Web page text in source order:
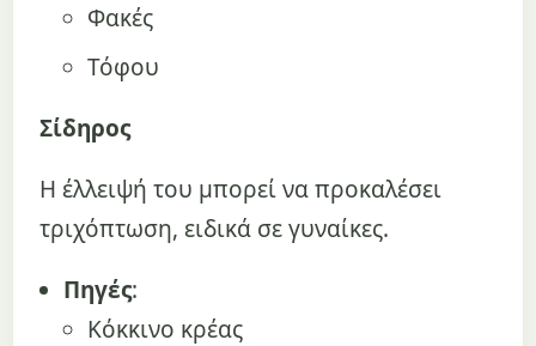
Φακές
Τόφου
Σίδηρος
Η έλλειψή του μπορεί να προκαλέσει
τριχόπτωση, ειδικά σε γυναίκες.
Πηγές:
Κόκκινο κρέας